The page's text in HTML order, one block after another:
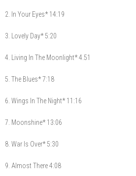
2. In Your Eyes* 14:19
3. Lovely Day* 5:20
4. Living In The Moonlight* 4.51
5. The Blues* 7:18
6. Wings In The Night* 11:16
7. Moonshine* 13:06
8. War Is Over* 5:30
9. Almost There 4:08